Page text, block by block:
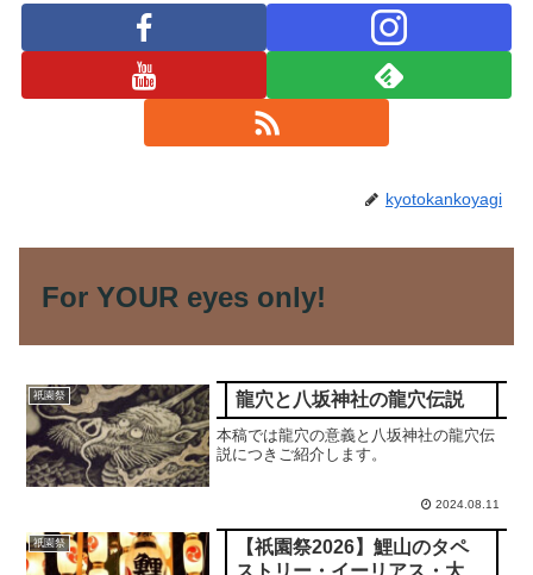
kyotokankoyagi
For YOUR eyes only!
祇園祭 龍穴と八坂神社の龍穴伝説
本稿では龍穴の意義と八坂神社の龍穴伝
説につきご紹介します。
2024.08.11
祇園祭
【祇園祭2026】鯉山のタペ
ストリー・イーリアス・大